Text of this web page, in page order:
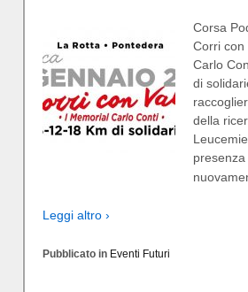
Corsa
Corri con
Carlo
di
della
Leggi altro ›
Pubblicato in Eventi Futuri